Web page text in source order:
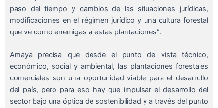
paso del tiempo y cambios de las situaciones jurídicas,
modificaciones en el régimen jurídico y una cultura forestal
que ve como enemigas a estas plantaciones”.
Amaya precisa que desde el punto de vista técnico,
económico, social y ambiental, las plantaciones forestales
comerciales son una oportunidad viable para el desarrollo
del país, pero para eso hay que impulsar el desarrollo del
sector bajo una óptica de sostenibilidad y a través del punto